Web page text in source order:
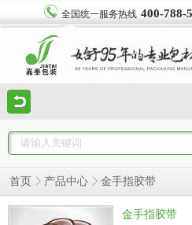
全国统一服务热线 400-788-
首页 产品中心 金手指胶带
金手指胶带